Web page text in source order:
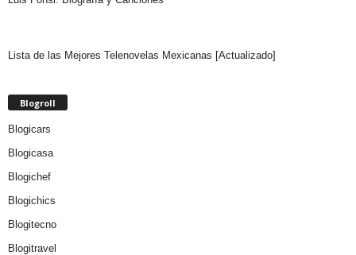
Lista de las Mejores Telenovelas Mexicanas [Actualizado]
Blogroll
Blogicars
Blogicasa
Blogichef
Blogichics
Blogitecno
Blogitravel